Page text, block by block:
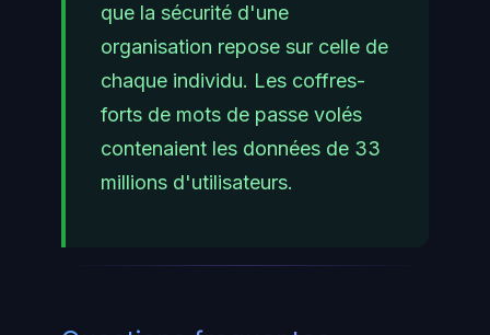
que la sécurité d'une
organisation repose sur celle de
chaque individu. Les coffres-
forts de mots de passe volés
contenaient les données de 33
millions d'utilisateurs.